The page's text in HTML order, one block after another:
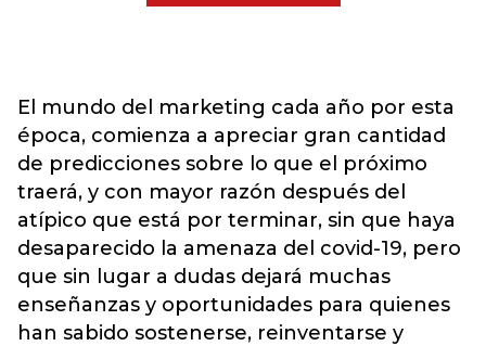
El mundo del marketing cada año por esta
época, comienza a apreciar gran cantidad
de predicciones sobre lo que el próximo
traerá, y con mayor razón después del
atípico que está por terminar, sin que haya
desaparecido la amenaza del covid-19, pero
que sin lugar a dudas dejará muchas
enseñanzas y oportunidades para quienes
han sabido sostenerse, reinventarse y